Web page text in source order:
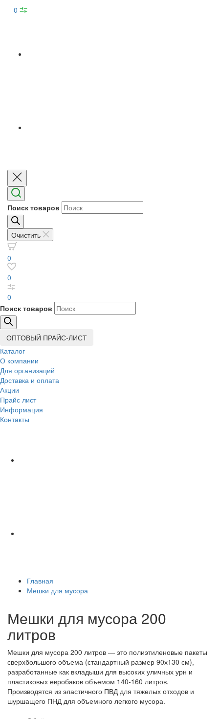
0
Поиск товаров
Очистить
0
0
0
Поиск товаров
ОПТОВЫЙ ПРАЙС-ЛИСТ
Каталог
О компании
Для организаций
Доставка и оплата
Акции
Прайс лист
Информация
Контакты
Главная
Мешки для мусора
Мешки для мусора 200
литров
Мешки для мусора 200 литров — это полиэтиленовые пакеты
сверхбольшого объема (стандартный размер 90х130 см),
разработанные как вкладыши для высоких уличных урн и
пластиковых евробаков объемом 140-160 литров.
Производятся из эластичного ПВД для тяжелых отходов и
шуршащего ПНД для объемного легкого мусора.